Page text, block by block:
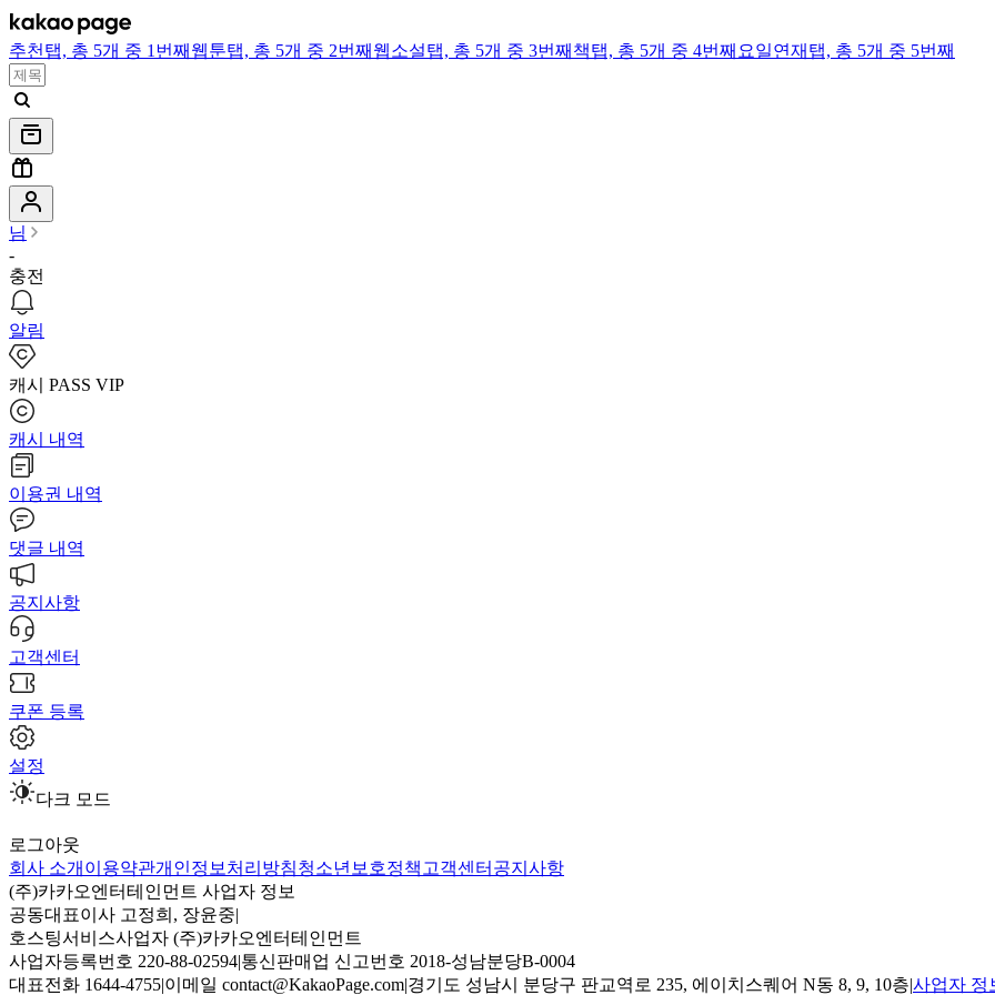
추천 탭, 총 5개 중 1번째 웹툰탭, 총 5개 중 2번째 웹소설탭, 총 5개 중 3번째 책탭, 총 5개 중 4번째 요일연재 탭, 총 5개 중 5번째
님
-
충전
알림
캐시 PASS VIP
캐시 내역
이용권 내역
댓글 내역
공지사항
고객센터
쿠폰 등록
설정
다크 모드
로그아웃
회사 소개 이용약관개인정보처리방침청소년보호정책 고객센터 공지사항
(주)카카오엔터테인먼트 사업자 정보
공동대표이사 고정희, 장윤중|
호스팅서비스사업자 (주)카카오엔터테인먼트
사업자등록번호 220-88-02594|통신판매업 신고번호 2018-성남분당B-0004
대표전화 1644-4755|이메일 contact@KakaoPage.com|경기도 성남시 분당구 판교역로 235, 에이치스퀘어 N동 8, 9, 10층|사업자 정